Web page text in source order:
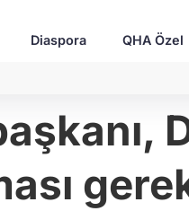
Diaspora QHA Özel